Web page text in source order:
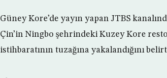
Güney Kore’de yayın yapan JTBS
Çin’in Ningbo şehrindeki Kuzey Kore
istihbaratının tuzağına yakalandığını